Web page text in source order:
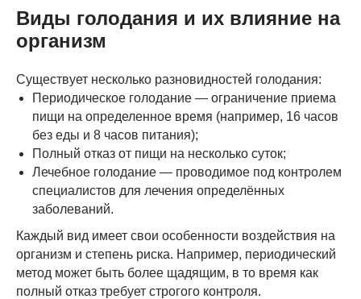
Виды голодания и их влияние на
организм
Существует несколько разновидностей голодания:
Периодическое голодание — ограничение приема
пищи на определенное время (например, 16 часов
без еды и 8 часов питания);
Полный отказ от пищи на несколько суток;
Лечебное голодание — проводимое под контролем
специалистов для лечения определённых
заболеваний.
Каждый вид имеет свои особенности воздействия на
организм и степень риска. Например, периодический
метод может быть более щадящим, в то время как
полный отказ требует строгого контроля.